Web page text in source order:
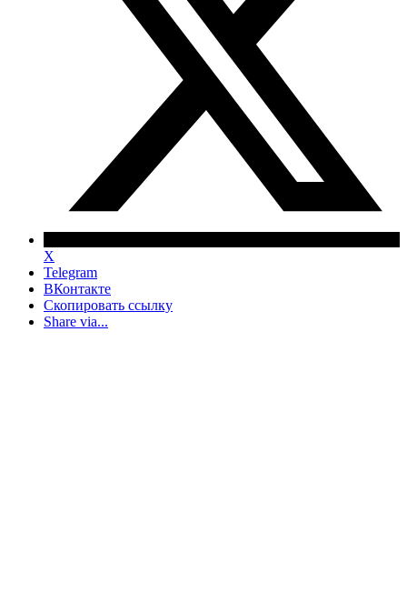
X
Telegram
ВКонтакте
Скопировать ссылку
Share via...